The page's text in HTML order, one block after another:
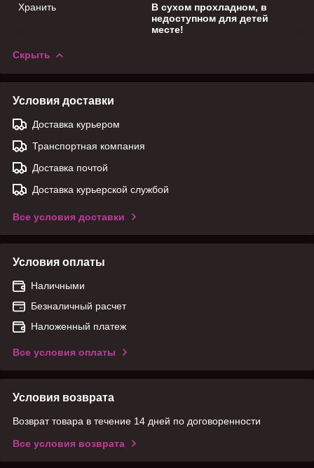
Хранить
В сухом прохладном, в
недоступном для детей
месте!
Скрыть
Условия доставки
Доставка курьером
Транспортная компания
Доставка почтой
Доставка курьерской службой
Все условия доставки
Условия оплаты
Наличными
Безналичный расчет
Наложенный платеж
Все условия оплаты
Условия возврата
Возврат товара в течение 14 дней по договоренности
Все условия возврата